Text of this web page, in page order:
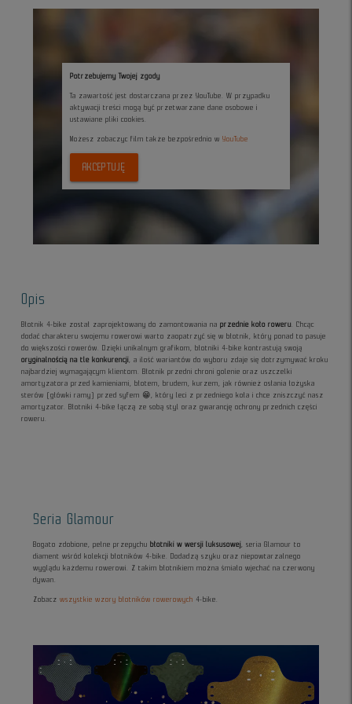
Potrzebujemy Twojej zgody
Ta zawartość jest dostarczana przez YouTube. W przypadku
aktywacji treści mogą być przetwarzane dane osobowe i
ustawiane pliki cookies.
Możesz zobaczyc film także bezpośrednio w YouTube
AKCEPTUJĘ
Opis
Błotnik 4-bike został zaprojektowany do zamontowania naprzednie koło roweru
. Chcąc
dodać charakteru swojemu rowerowi warto zaopatrzyć się w błotnik, który ponad to pasuje
do większości rowerów. Dzięki unikalnym grafikom, błotniki 4-bike kontrastują swoją
oryginalnością na tle konkurencji
, a ilość wariantów do wyboru zdaje się dotrzymywać kroku
najbardziej wymagającym klientom. Błotnik przedni chroni golenie oraz uszczelki
amortyzatora przed kamieniami, błotem, brudem, kurzem, jak również osłania łożyska
sterów (główki ramy) przed syfem 😁, który leci z przedniego koła i chce zniszczyć nasz
amortyzator. Błotniki 4-bike łączą ze sobą styl oraz gwarancję ochrony przednich części
roweru.
Seria Glamour
Bogato zdobione, pełne przepychu błotniki w wersji luksusowej
, seria Glamour to
diament wśród kolekcji błotników 4-bike. Dodadzą szyku oraz niepowtarzalnego
wyglądu każdemu rowerowi. Z takim błotnikiem można śmiało wjechać na czerwony
dywan.
Zobaczwszystkie wzory błotników rowerowych 4-bike.